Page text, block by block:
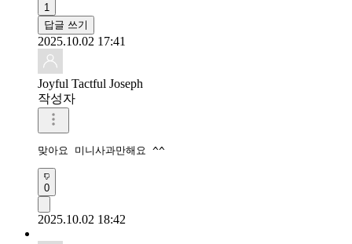
1
답글 쓰기
2025.10.02 17:41
Joyful Tactful Joseph
작성자
맞아요 미니사과만해요 ^^
0
2025.10.02 18:42